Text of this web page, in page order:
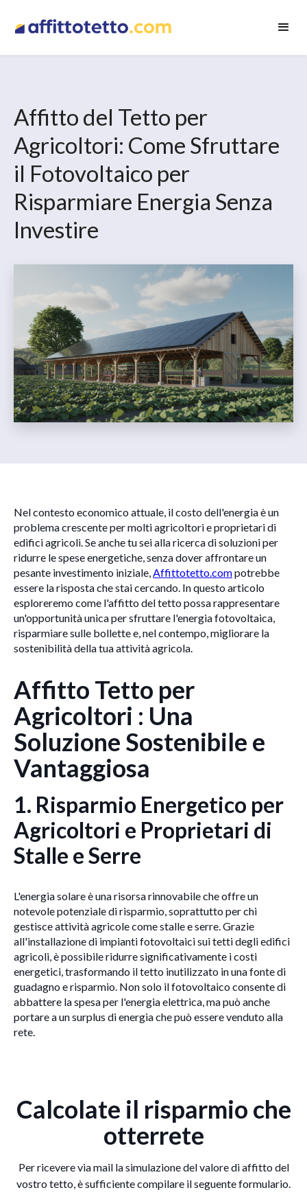
Affitto del Tetto per
Agricoltori: Come Sfruttare
il Fotovoltaico per
Risparmiare Energia Senza
Investire
Nel contesto economico attuale, il costo dell'energia è un
problema crescente per molti agricoltori e proprietari di
edifici agricoli. Se anche tu sei alla ricerca di soluzioni per
ridurre le spese energetiche, senza dover affrontare un
pesante investimento iniziale,Affittotetto.compotrebbe
essere la risposta che stai cercando. In questo articolo
esploreremo come l'affitto del tetto possa rappresentare
un'opportunità unica per sfruttare l'energia fotovoltaica,
risparmiare sulle bollette e, nel contempo, migliorare la
sostenibilità della tua attività agricola.
Affitto Tetto per
Agricoltori : Una
Soluzione Sostenibile e
Vantaggiosa
1. Risparmio Energetico per
Agricoltori e Proprietari di
Stalle e Serre
L'energia solare è una risorsa rinnovabile che offre un
notevole potenziale di risparmio, soprattutto per chi
gestisce attività agricole come stalle e serre. Grazie
all'installazione di impianti fotovoltaici sui tetti degli edifici
agricoli, è possibile ridurre significativamente i costi
energetici, trasformando il tetto inutilizzato in una fonte di
guadagno e risparmio. Non solo il fotovoltaico consente di
abbattere la spesa per l'energia elettrica, ma può anche
portare a un surplus di energia che può essere venduto alla
rete.
Calcolate il risparmio che
otterrete
Per ricevere via mail la simulazione del valore di affitto del
vostro tetto, è sufficiente compilare il seguente formulario.